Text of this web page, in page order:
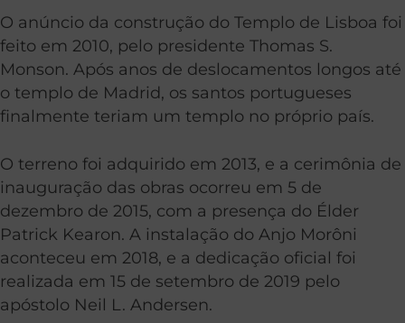
O anúncio da construção do Templo de Lisboa foi
feito em 2010, pelo presidente Thomas S.
Monson. Após anos de deslocamentos longos até
o templo de Madrid, os santos portugueses
finalmente teriam um templo no próprio país.
O terreno foi adquirido em 2013, e a cerimônia de
inauguração das obras ocorreu em 5 de
dezembro de 2015, com a presença do Élder
Patrick Kearon. A instalação do Anjo Morôni
aconteceu em 2018, e a dedicação oficial foi
realizada em 15 de setembro de 2019 pelo
apóstolo Neil L. Andersen.